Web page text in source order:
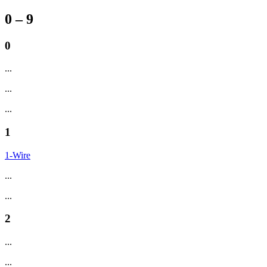
0 – 9
0
...
...
...
1
1-Wire
...
...
2
...
...